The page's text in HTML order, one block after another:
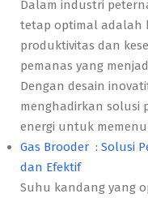
Dalam industri
tetap optimal adalah
produktivitas dan
pemanas yang
Dengan desain
menghadirkan solusi
energi untuk
Gas Brooder : Solusi
dan Efektif
Suhu kandang yang